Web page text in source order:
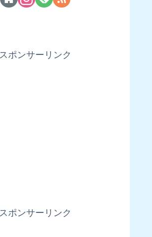
スポンサーリンク
スポンサーリンク